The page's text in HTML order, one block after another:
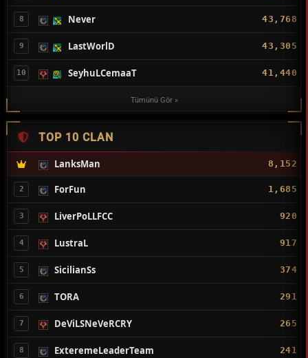
8 Never 43,768
9 LastWorlD 43,305
10 SeyhuLCemaaT 41,440
Tümünü Gör »
TOP 10 CLAN
LanksMan 8,152
2 ForFun 1,685
3 LiverPoLLFCC 920
4 LustraL 917
5 SicilianSs 374
6 TORA 291
7 DeViLSNeVeRCRY 265
8 ExteremeLeaderTeam 241